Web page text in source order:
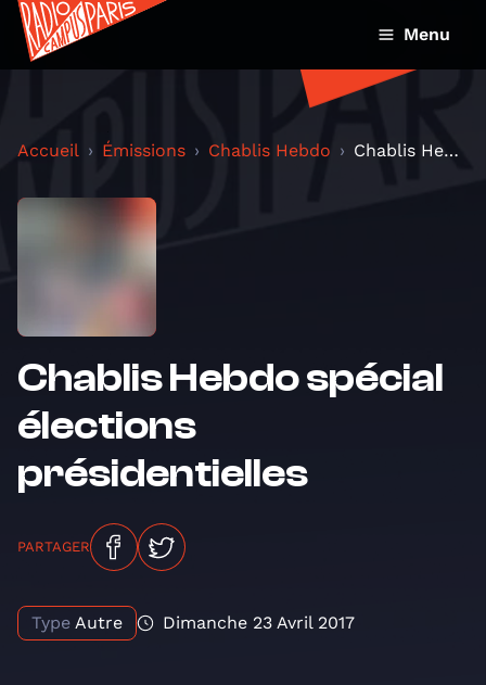
Menu
Accueil Émissions Chablis Hebdo Chablis Hebdo spécial élections présidentielles
Chablis Hebdo spécial
élections
présidentielles
PARTAGER
Type Autre Dimanche 23 Avril 2017